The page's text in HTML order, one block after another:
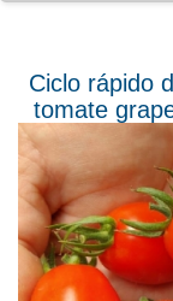
Ciclo rápido
tomate